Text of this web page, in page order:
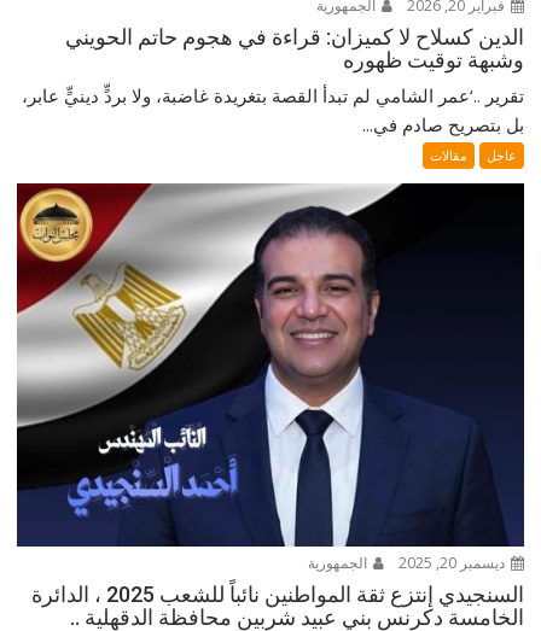
فبراير 20, 2026 الجمهورية
الدين كسلاح لا كميزان: قراءة في هجوم حاتم الحويني
وشبهة توقيت ظهوره
تقرير ..‘عمر الشامي لم تبدأ القصة بتغريدة غاضبة، ولا بردٍّ دينيٍّ عابر،
بل بتصريح صادم في...
عاجل مقالات
ديسمبر 20, 2025 الجمهورية
السنجيدي إنتزع ثقة المواطنين نائباً للشعب 2025 ، الدائرة
الخامسة دكرنس بني عبيد شربين محافظة الدقهلية ..